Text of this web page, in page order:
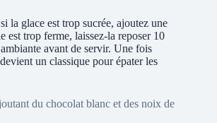
la glace est trop sucrée, ajoutez une
est trop ferme, laissez-la reposer 10
avant de servir. Une fois
un classique pour épater les
du chocolat blanc et des noix de